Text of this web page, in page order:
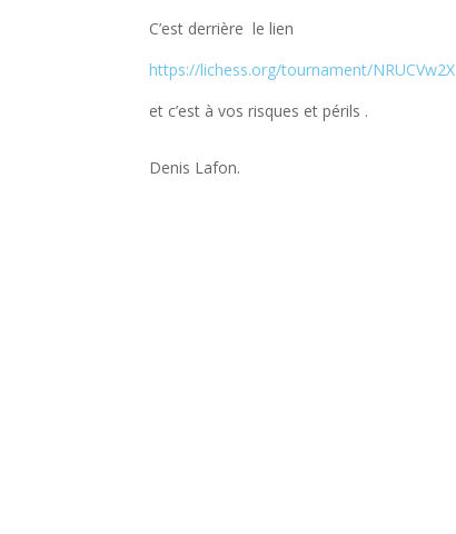
C’est derrière le lien
https://lichess.org/tournament/NRUCVw2X
et c’est à vos risques et périls .
Denis Lafon.